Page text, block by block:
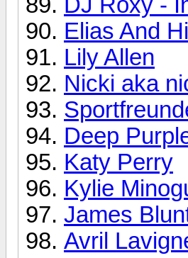
Elias And
Lily Allen
Nicki aka
Deep
Katy Perry
Kylie
James
Avril